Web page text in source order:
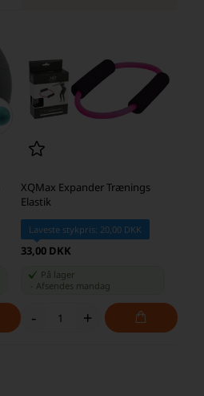
XQMax Expander Trænings
Elastik
Laveste stykpris: 20,00 DKK
33,00 DKK
På lager
Afsendes mandag
- +